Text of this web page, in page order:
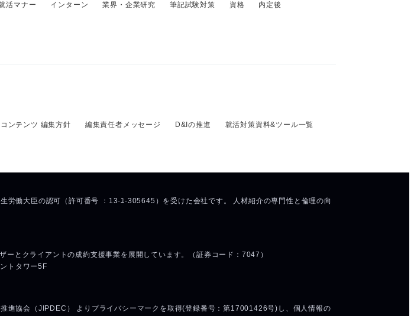
活マナー インターン 業界・企業研究 筆記試験対策 資格 内定後
ンテンツ 編集方針 編集責任者メッセージ D&Iの推進 就活対策資料&ツール一覧